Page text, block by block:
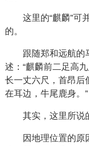
这里的“麒麟”可
的。
跟随郑和远航的
述：“麒麟前二足高
长一丈六尺，首昂后
在耳边，牛尾鹿身。”
其实，这里所说
因地理位置的原